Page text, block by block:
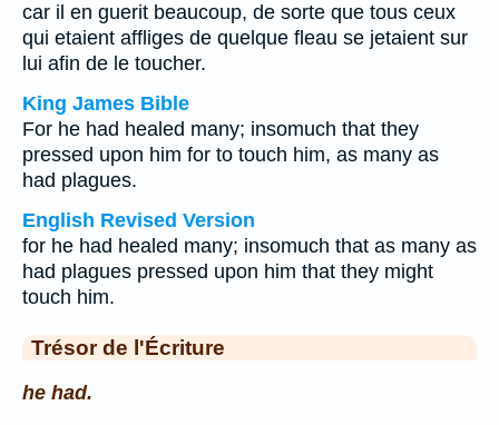
car il en guerit beaucoup, de sorte que tous ceux
qui etaient affliges de quelque fleau se jetaient sur
lui afin de le toucher.
King James Bible
For he had healed many; insomuch that they
pressed upon him for to touch him, as many as
had plagues.
English Revised Version
for he had healed many; insomuch that as many as
had plagues pressed upon him that they might
touch him.
Trésor de l'Écriture
he had.